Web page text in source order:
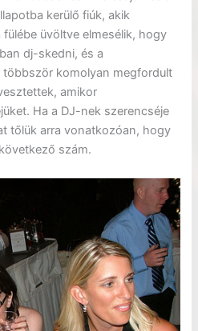
kerülő fiúk, akik
üvöltve elmesélik, hogy
dj-skedni, és a
többször komolyan megfordult
amikor
Ha a DJ-nek szerencséje
tőlük arra vonatkozóan, hogy
szám.